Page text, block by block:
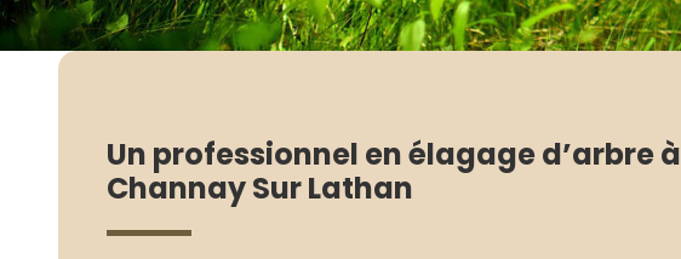
Un professionnel en élagage d’arbre à
Channay Sur Lathan